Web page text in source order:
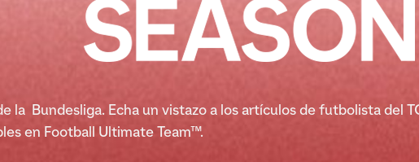
la Bundesliga. Echa un vistazo a los artículos de futbolista del
en Football Ultimate Team™.